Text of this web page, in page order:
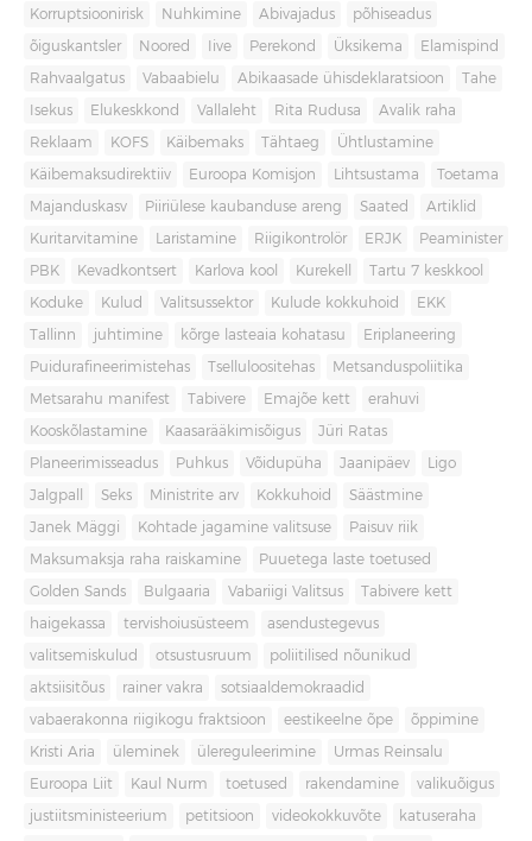
Korruptsioonirisk Nuhkimine Abivajadus põhiseadus
õiguskantsler Noored Iive Perekond Üksikema Elamispind
Rahvaalgatus Vabaabielu Abikaasade ühisdeklaratsioon Tahe
Isekus Elukeskkond Vallaleht Rita Rudusa Avalik raha
Reklaam KOFS Käibemaks Tähtaeg Ühtlustamine
Käibemaksudirektiiv Euroopa Komisjon Lihtsustama Toetama
Majanduskasv Piiriülese kaubanduse areng Saated Artiklid
Kuritarvitamine Laristamine Riigikontrolör ERJK Peaminister
PBK Kevadkontsert Karlova kool Kurekell Tartu 7 keskkool
Koduke Kulud Valitsussektor Kulude kokkuhoid EKK
Tallinn juhtimine kõrge lasteaia kohatasu Eriplaneering
Puidurafineerimistehas Tselluloositehas Metsanduspoliitika
Metsarahu manifest Tabivere Emajõe kett erahuvi
Kooskõlastamine Kaasarääkimisõigus Jüri Ratas
Planeerimisseadus Puhkus Võidupüha Jaanipäev Ligo
Jalgpall Seks Ministrite arv Kokkuhoid Säästmine
Janek Mäggi Kohtade jagamine valitsuse Paisuv riik
Maksumaksja raha raiskamine Puuetega laste toetused
Golden Sands Bulgaaria Vabariigi Valitsus Tabivere kett
haigekassa tervishoiusüsteem asendustegevus
valitsemiskulud otsustusruum poliitilised nõunikud
aktsiisitõus rainer vakra sotsiaaldemokraadid
vabaerakonna riigikogu fraktsioon eestikeelne õpe õppimine
Kristi Aria üleminek ülereguleerimine Urmas Reinsalu
Euroopa Liit Kaul Nurm toetused rakendamine valikuõigus
justiitsministeerium petitsioon videokokkuvõte katuseraha